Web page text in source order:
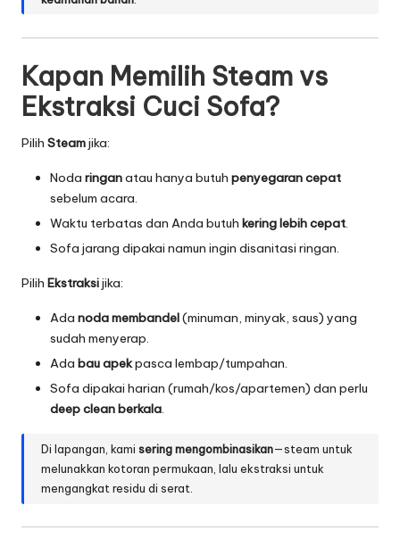
Kapan Memilih Steam vs
Ekstraksi Cuci Sofa?
Pilih Steamjika:
Noda ringanatau hanya butuh penyegaran cepat
sebelum acara.
Waktu terbatas dan Anda butuh kering lebih cepat.
Sofa jarang dipakai namun ingin disanitasi ringan.
Pilih Ekstraksijika:
Ada noda membandel(minuman, minyak, saus) yang
sudah menyerap.
Ada bau apekpasca lembap/tumpahan.
Sofa dipakai harian (rumah/kos/apartemen) dan perlu
deep clean berkala.
Di lapangan, kamisering mengombinasikan—steam untuk
melunakkan kotoran permukaan, lalu ekstraksi untuk
mengangkat residu di serat.